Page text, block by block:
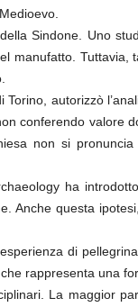
Sindone. Uno
manufatto.
autorizzò
conferendo
non si
ha
Anche questa
di
rappresenta una
La maggior